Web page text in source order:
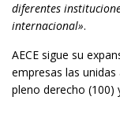
diferentes
internacional».
AECE sigue su
empresas las
pleno derecho (100)